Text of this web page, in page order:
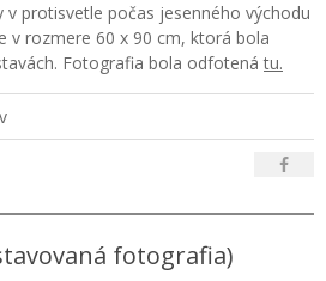
v protisvetle počas jesenného východu
v rozmere 60 x 90 cm, ktorá bola
Fotografia bola odfotenátu.
fotografia)